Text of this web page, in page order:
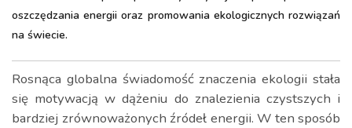
oszczędzania energii oraz promowania ekologicznych rozwiązań
na świecie.
Rosnąca globalna świadomość znaczenia ekologii stała
się motywacją w dążeniu do znalezienia czystszych i
bardziej zrównoważonych źródeł energii. W ten sposób